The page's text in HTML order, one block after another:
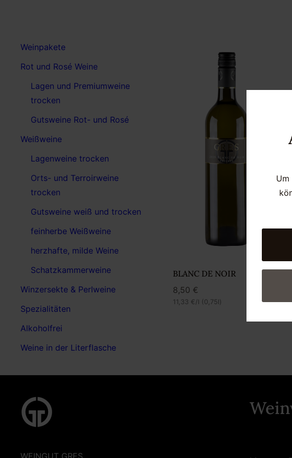
Weinpakete
Rot und Rosé Weine
Lagen und Premiumweine
trocken
Gutsweine Rot- und Rosé
Weißweine
Lagenweine trocken
Orts- und Terroirweine
trocken
Gutsweine weiß und trocken
feinherbe Weißweine
herzhafte, milde Weine
Schatzkammerweine
Winzersekte & Perlweine
Spezialitäten
Alkoholfrei
Weine in der Literflasche
BLANC DE NOIR
8,50 €
11,33 € /l (0,75l)
WEINGUT GRES
Um